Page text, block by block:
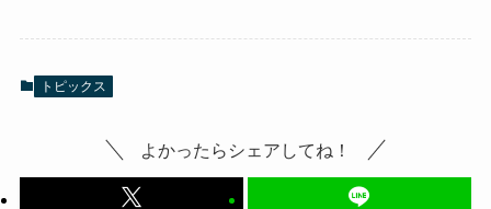
トピックス
よかったらシェアしてね！